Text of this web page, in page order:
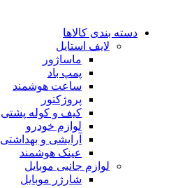
دسته بندی کالاها
لایف استایل
ماساژور
پمپ باد
ساعت هوشمند
پروژکتور
کیف و کوله پشتی
لوازم خودرو
آرایشی و بهداشتی
عینک هوشمند
لوازم جانبی موبایل
شارژر موبایل